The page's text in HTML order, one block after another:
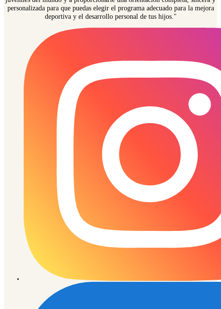
personalizada para que puedas elegir el programa adecuado para la mejora
deportiva y el desarrollo personal de tus hijos."